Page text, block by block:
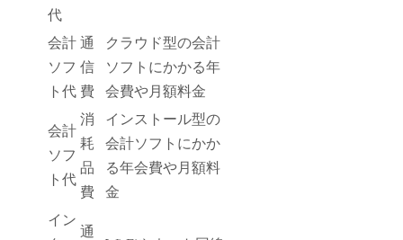
代
会計
ソフ
ト代
通
信
費
クラウド型の会計
ソフトにかかる年
会費や月額料金
会計
ソフ
ト代
消
耗
品
費
インストール型の
会計ソフトにかか
る年会費や月額料
金
イン
通